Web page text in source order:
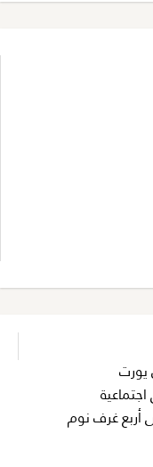
غرف نوم